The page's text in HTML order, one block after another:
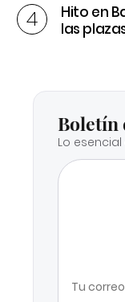
Hito en
las
Boletín
Lo